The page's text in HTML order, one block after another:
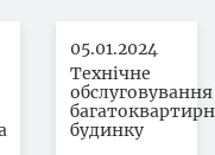
05.01.2024
Технічне
обслуговування
будинку